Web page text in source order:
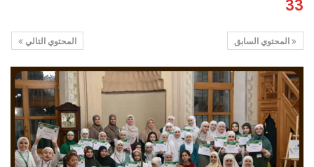
33
المحتوي التالي المحتوي السابق